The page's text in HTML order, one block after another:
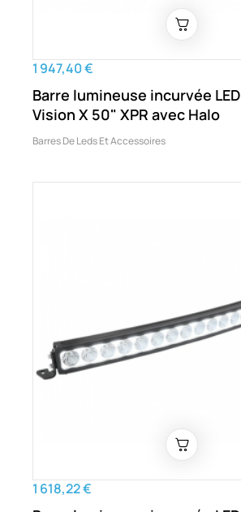
1 947,40 €
Barre lumineuse incurvée LED
Vision X 50" XPR avec Halo
Barres De Leds Et Accessoires
1 618,22 €